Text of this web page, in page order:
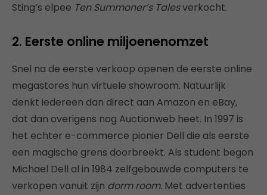
Sting’s elpee Ten Summoner’s Talesverkocht.
2. Eerste online miljoenenomzet
Snel na de eerste verkoop openen de eerste online
megastores hun virtuele showroom. Natuurlijk
denkt iedereen dan direct aan Amazon en eBay,
dat dan overigens nog Auctionweb heet. In 1997 is
het echter e-commerce pionier Dell die als eerste
een magische grens doorbreekt. Als student begon
Michael Dell al in 1984 zelfgebouwde computers te
verkopen vanuit zijn dorm room. Met advertenties